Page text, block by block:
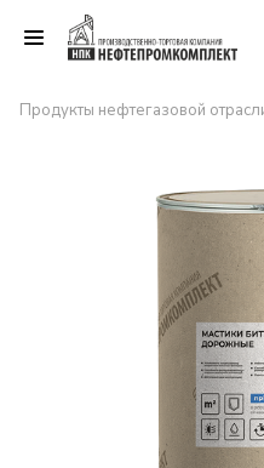
Продукты нефтегазовой